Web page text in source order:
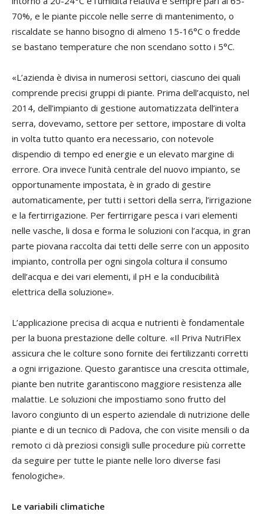
70%, e le piante piccole nelle serre di mantenimento, o
riscaldate se hanno bisogno di almeno 15-16°C o fredde
se bastano temperature che non scendano sotto i 5°C.
«L’azienda è divisa in numerosi settori, ciascuno dei quali
comprende precisi gruppi di piante. Prima dell’acquisto, nel
2014, dell’impianto di gestione automatizzata dell’intera
serra, dovevamo, settore per settore, impostare di volta
in volta tutto quanto era necessario, con notevole
dispendio di tempo ed energie e un elevato margine di
errore. Ora invece l’unità centrale del nuovo impianto, se
opportunamente impostata, è in grado di gestire
automaticamente, per tutti i settori della serra, l’irrigazione
e la fertirrigazione. Per fertirrigare pesca i vari elementi
nelle vasche, li dosa e forma le soluzioni con l’acqua, in gran
parte piovana raccolta dai tetti delle serre con un apposito
impianto, controlla per ogni singola coltura il consumo
dell’acqua e dei vari elementi, il pH e la conducibilità
elettrica della soluzione».
L’applicazione precisa di acqua e nutrienti è fondamentale
per la buona prestazione delle colture. «Il Priva NutriFlex
assicura che le colture sono fornite dei fertilizzanti corretti
a ogni irrigazione. Questo garantisce una crescita ottimale,
piante ben nutrite garantiscono maggiore resistenza alle
malattie. Le soluzioni che impostiamo sono frutto del
lavoro congiunto di un esperto aziendale di nutrizione delle
piante e di un tecnico di Padova, che con visite mensili o da
remoto ci dà preziosi consigli sulle procedure più corrette
da seguire per tutte le piante nelle loro diverse fasi
fenologiche».
Le variabili climatiche